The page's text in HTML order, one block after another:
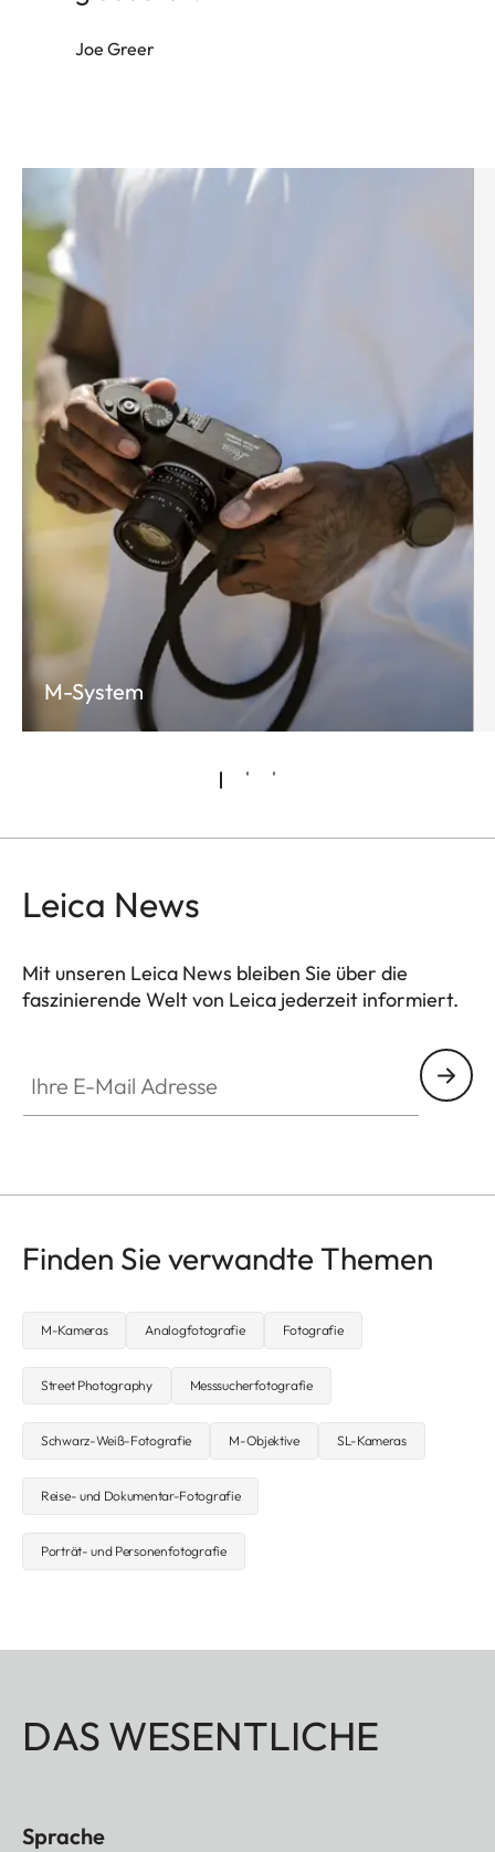
Joe Greer
M-System
Leica News
Mit unseren Leica News bleiben Sie über die
faszinierende Welt von Leica jederzeit informiert.
Finden Sie verwandte Themen
M-Kameras Analogfotografie Fotografie
Street Photography Messsucherfotografie
Schwarz-Weiß-Fotografie M-Objektive SL-Kameras
Reise- und Dokumentar-Fotografie
Porträt- und Personenfotografie
DAS WESENTLICHE
Sprache